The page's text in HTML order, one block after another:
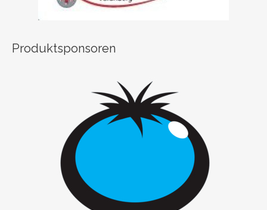
Produktsponsoren